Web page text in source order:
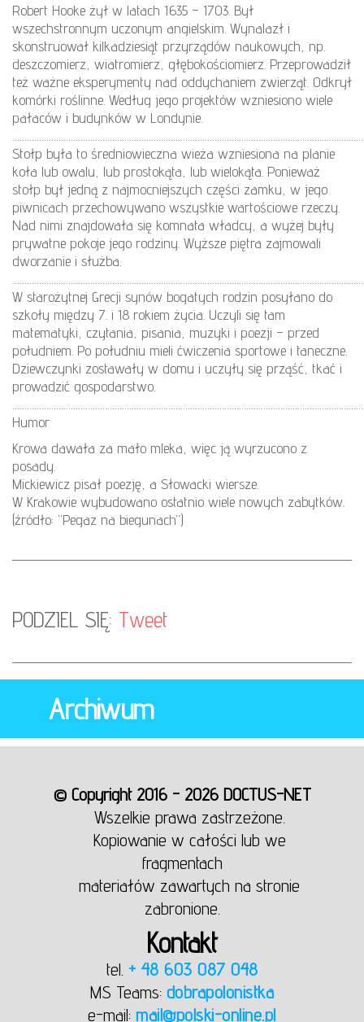
Robert Hooke żył w latach 1635 – 1703. Był
wszechstronnym uczonym angielskim. Wynalazł i
skonstruował kilkadziesiąt przyrządów naukowych, np.
deszczomierz, wiatromierz, głębokościomierz. Przeprowadził
też ważne eksperymenty nad oddychaniem zwierząt. Odkrył
komórki roślinne. Według jego projektów wzniesiono wiele
pałaców i budynków w Londynie.
Stołp była to średniowieczna wieża wzniesiona na planie
koła lub owalu, lub prostokąta, lub wielokąta. Ponieważ
stołp był jedną z najmocniejszych części zamku, w jego
piwnicach przechowywano wszystkie wartościowe rzeczy.
Nad nimi znajdowała się komnata władcy, a wyżej były
prywatne pokoje jego rodziny. Wyższe piętra zajmowali
dworzanie i służba.
W starożytnej Grecji synów bogatych rodzin posyłano do
szkoły między 7. i 18 rokiem życia. Uczyli się tam
matematyki, czytania, pisania, muzyki i poezji – przed
południem. Po południu mieli ćwiczenia sportowe i taneczne.
Dziewczynki zostawały w domu i uczyły się prząść, tkać i
prowadzić gospodarstwo.
Humor
Krowa dawała za mało mleka, więc ją wyrzucono z
posady.
Mickiewicz pisał poezję, a Słowacki wiersze.
W Krakowie wybudowano ostatnio wiele nowych zabytków.
(źródło: “Pegaz na biegunach”)
PODZIEL SIĘ: Tweet
Archiwum
© Copyright 2016 - 2026 DOCTUS-NET
Wszelkie prawa zastrzeżone.
Kopiowanie w całości lub we
fragmentach
materiałów zawartych na stronie
zabronione.
Kontakt
tel. + 48 603 087 048
MS Teams: dobrapolonistka
e-mail:mail@polski-online.pl